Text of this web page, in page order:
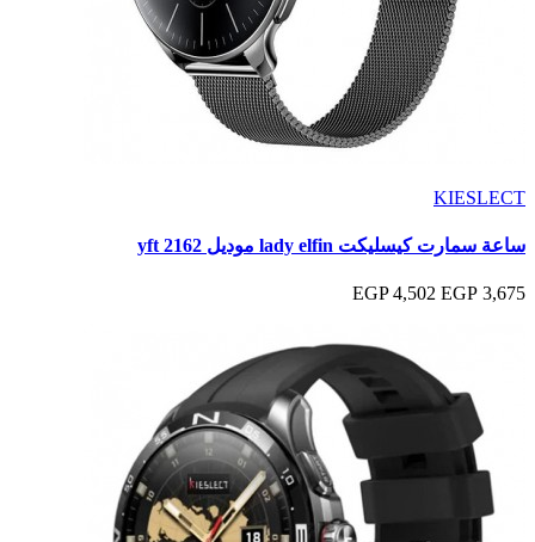
KIESLECT
ساعة سمارت كيسليكت lady elfin موديل yft 2162
3,675 EGP
4,502 EGP